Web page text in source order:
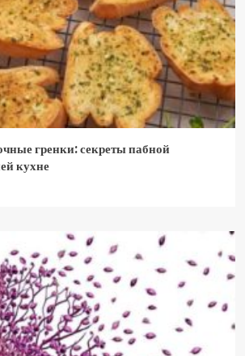
гренки: секреты пабной
кухне